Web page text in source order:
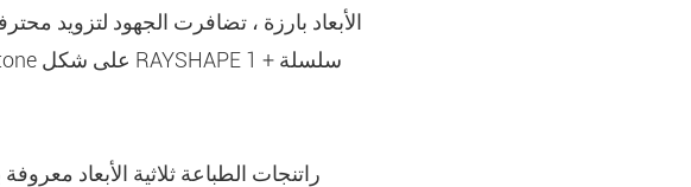
الأبعاد بارزة ، تضافرت الجهود لتزويد
راتنجات الطباعة ثلاثية الأبعاد